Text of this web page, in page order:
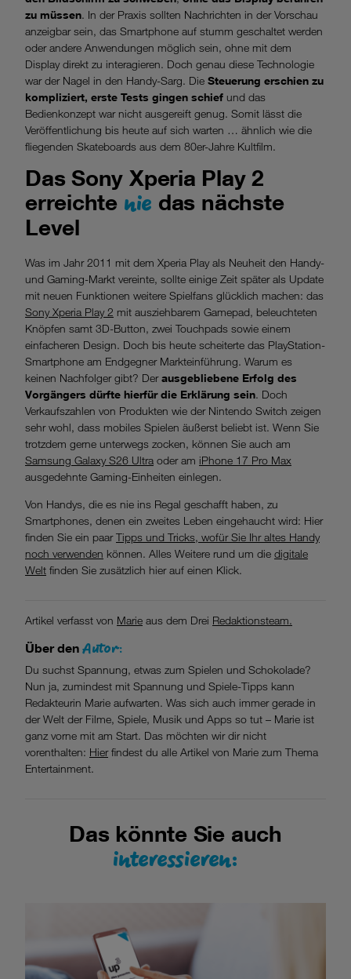
zu müssen. In der Praxis sollten Nachrichten in der Vorschau
anzeigbar sein, das Smartphone auf stumm geschaltet werden
oder andere Anwendungen möglich sein, ohne mit dem
Display direkt zu interagieren. Doch genau diese Technologie
war der Nagel in den Handy-Sarg. Die Steuerung erschien zu
kompliziert, erste Tests gingen schief und das
Bedienkonzept war nicht ausgereift genug. Somit lässt die
Veröffentlichung bis heute auf sich warten … ähnlich wie die
fliegenden Skateboards aus dem 80er-Jahre Kultfilm.
Das Sony Xperia Play 2
erreichte nie das nächste
Level
Was im Jahr 2011 mit dem Xperia Play als Neuheit den Handy-
und Gaming-Markt vereinte, sollte einige Zeit später als Update
mit neuen Funktionen weitere Spielfans glücklich machen: das
Sony Xperia Play 2 mit ausziehbarem Gamepad, beleuchteten
Knöpfen samt 3D-Button, zwei Touchpads sowie einem
einfacheren Design. Doch bis heute scheiterte das PlayStation-
Smartphone am Endgegner Markteinführung. Warum es
keinen Nachfolger gibt? Derausgebliebene Erfolg des
Vorgängers dürfte hierfür die Erklärung sein. Doch
Verkaufszahlen von Produkten wie der Nintendo Switch zeigen
sehr wohl, dass mobiles Spielen äußerst beliebt ist. Wenn Sie
trotzdem gerne unterwegs zocken, können Sie auch am
Samsung Galaxy S26 Ultra oder am iPhone 17 Pro Max
ausgedehnte Gaming-Einheiten einlegen.
Von Handys, die es nie ins Regal geschafft haben, zu
Smartphones, denen ein zweites Leben eingehaucht wird: Hier
finden Sie ein paarTipps und Tricks, wofür Sie Ihr altes Handy
noch verwenden können. Alles Weitere rund um die digitale
Welt finden Sie zusätzlich hier auf einen Klick.
Artikel verfasst von Marie aus dem Drei Redaktionsteam.
Über den Autor:
Du suchst Spannung, etwas zum Spielen und Schokolade?
Nun ja, zumindest mit Spannung und Spiele-Tipps kann
Redakteurin Marie aufwarten. Was sich auch immer gerade in
der Welt der Filme, Spiele, Musik und Apps so tut – Marie ist
ganz vorne mit am Start. Das möchten wir dir nicht
vorenthalten: Hierfindest du alle Artikel von Marie zum Thema
Entertainment.
Das könnte Sie auch
interessieren: